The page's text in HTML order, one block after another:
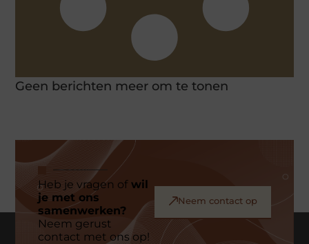
Geen berichten meer om te tonen
Heb je vragen ofwil
je met ons
samenwerken?
Neem gerust
contact met ons op!
Neem contact op